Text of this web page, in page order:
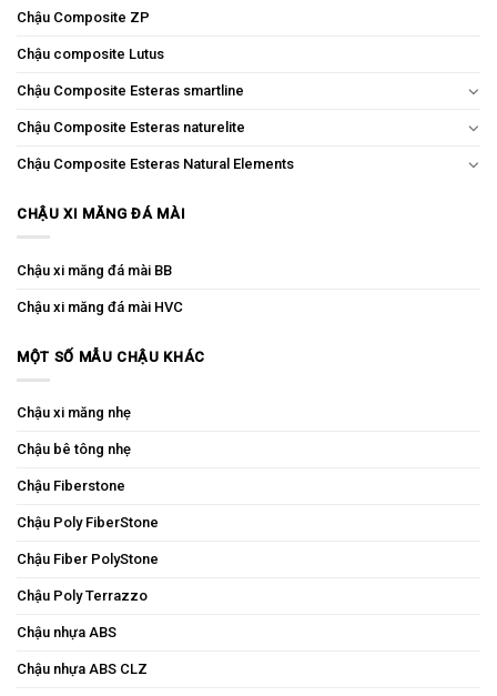
Chậu Composite ZP
Chậu composite Lutus
Chậu Composite Esteras smartline
Chậu Composite Esteras naturelite
Chậu Composite Esteras Natural Elements
CHẬU XI MĂNG ĐÁ MÀI
Chậu xi măng đá mài BB
Chậu xi măng đá mài HVC
MỘT SỐ MẪU CHẬU KHÁC
Chậu xi măng nhẹ
Chậu bê tông nhẹ
Chậu Fiberstone
Chậu Poly FiberStone
Chậu Fiber PolyStone
Chậu Poly Terrazzo
Chậu nhựa ABS
Chậu nhựa ABS CLZ